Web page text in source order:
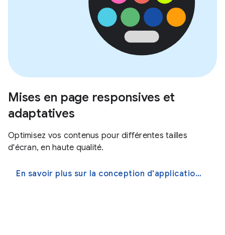
Mises en page responsives et
adaptatives
Optimisez vos contenus pour différentes tailles
d'écran, en haute qualité.
En savoir plus sur la conception d'applications plus adaptatives